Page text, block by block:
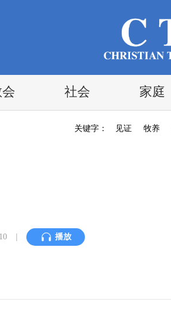
社会 家庭
关键字： 见证 牧养
播放